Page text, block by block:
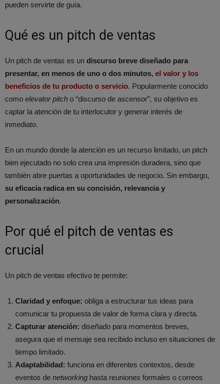
pueden servirte de guía.
Qué es un pitch de ventas
Un pitch de ventas es un discurso breve diseñado para
presentar, en menos de uno o dos minutos, el valor y los
beneficios de tu producto o servicio. Popularmente conocido
como elevator pitch o “discurso de ascensor”, su objetivo es
captar la atención de tu interlocutor y generar interés de
inmediato.
En un mundo donde la atención es un recurso limitado, un pitch
bien ejecutado no solo crea una impresión duradera, sino que
también abre puertas a oportunidades de negocio. Sin embargo,
su eficacia radica en su concisión, relevancia y
personalización.
Por qué el pitch de ventas es
crucial
Un pitch de ventas efectivo te permite:
Claridad y enfoque: obliga a estructurar tus ideas para
comunicar tu propuesta de valor de forma clara y directa.
Capturar atención: diseñado para momentos breves,
asegura que el mensaje sea recibido incluso en situaciones de
tiempo limitado.
Adaptabilidad: funciona en diferentes contextos, desde
eventos de networking hasta reuniones formales o correos